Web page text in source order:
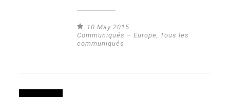
10 May 2015
Communiqués – Europe
Tous les
communiqués